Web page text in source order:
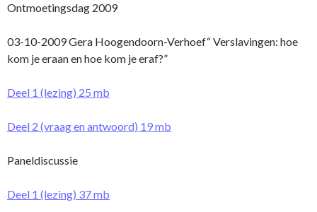
Ontmoetingsdag 2009
03-10-2009 Gera Hoogendoorn-Verhoef“ Verslavingen: hoe
kom je eraan en hoe kom je eraf?”
Deel 1 (lezing) 25 mb
Deel 2 (vraag en antwoord) 19 mb
Paneldiscussie
Deel 1 (lezing) 37 mb